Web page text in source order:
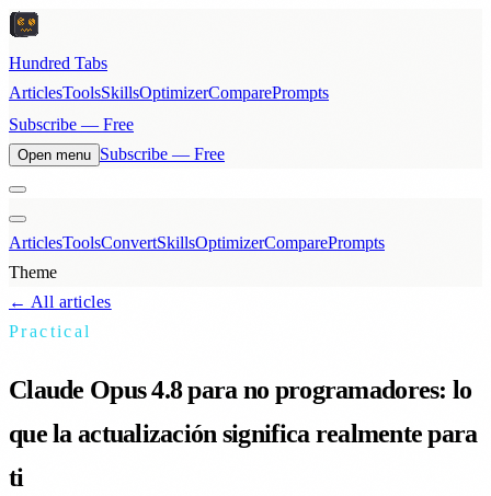
Hundred Tabs
ArticlesToolsSkillsOptimizerComparePrompts
Subscribe — Free
Open menu Subscribe — Free
ArticlesToolsConvertSkillsOptimizerComparePrompts
Theme
← All articles
Practical
Claude Opus 4.8 para no programadores: lo
que la actualización significa realmente para
ti